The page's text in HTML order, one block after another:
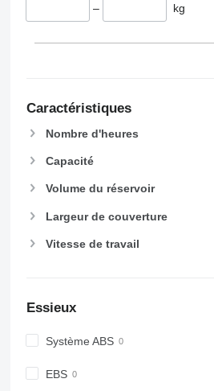
– kg
Caractéristiques
Nombre d'heures
Capacité
Volume du réservoir
Largeur de couverture
Vitesse de travail
Essieux
Système ABS
EBS